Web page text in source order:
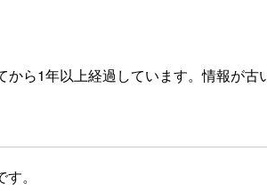
から1年以上経過しています。情報が古
。